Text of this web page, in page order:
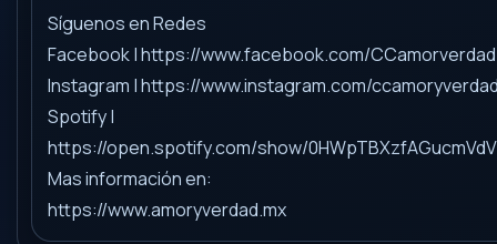
Síguenos en Redes
Facebook | https://www.facebook.com/CCamorverdad
Instagram | https://www.instagram.com/
Spotify |
https://open.spotify.com/show/
Mas información en:
https://www.amoryverdad.mx